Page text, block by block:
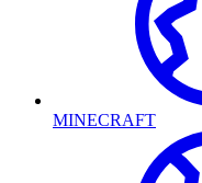
MINECRAFT